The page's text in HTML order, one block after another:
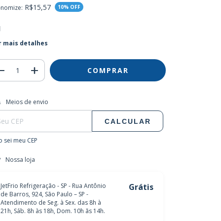
R$15,57 10% OFF
mais detalhes
para o CEP:
Meios de envio
CALCULAR
sei meu CEP
Nossa loja
JetFrio Refrigeração - SP - Rua Antônio
de Barros, 924, São Paulo – SP -
Atendimento de Seg. à Sex. das 8h à
21h, Sáb. 8h às 18h, Dom. 10h ãs 14h.
Grátis